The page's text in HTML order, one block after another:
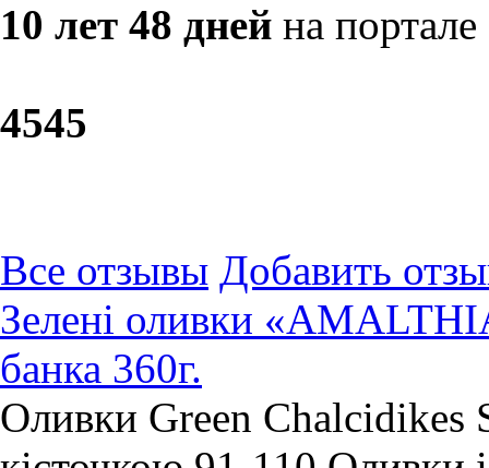
10 лет 48 дней на портале
4545
Все отзывы Добавить
Зелені оливки
банка 360г.
Оливки Green Chalcidikes